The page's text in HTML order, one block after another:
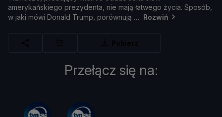
amerykańskiego prezydenta, nie mają łatwego życia. Sposób,
w jaki mówi Donald Trump, porównują Rozwiń
Przełącz się na: